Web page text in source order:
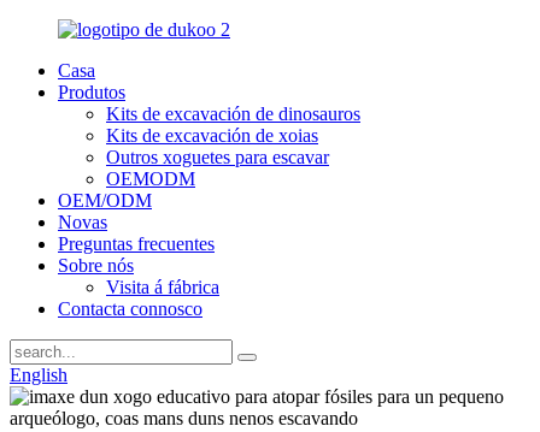
Casa
Produtos
Kits de excavación de dinosauros
Kits de excavación de xoias
Outros xoguetes para escavar
OEMODM
OEM/ODM
Novas
Preguntas frecuentes
Sobre nós
Visita á fábrica
Contacta connosco
English